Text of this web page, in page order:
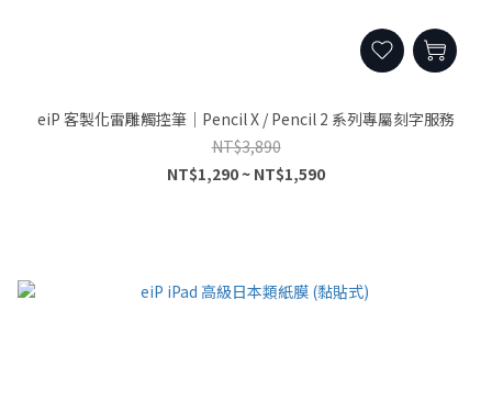
eiP 客製化雷雕觸控筆｜Pencil X / Pencil 2 系列專屬刻字服務
NT$3,890
NT$1,290 ~ NT$1,590